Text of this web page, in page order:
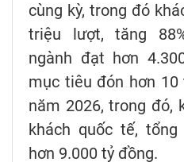
cùng kỳ, trong đó
triệu lượt, tăng
ngành đạt hơn
mục tiêu đón hơn
năm 2026, trong đó,
khách quốc tế,
hơn 9.000 tỷ đồng.